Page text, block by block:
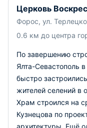
Церковь
Форос, ул.
0.6 км до центра
По завершению
Ялта-Севастополь
быстро
жителей селений в
Храм строился на
Кузнецова по
архитектуры. Ещё